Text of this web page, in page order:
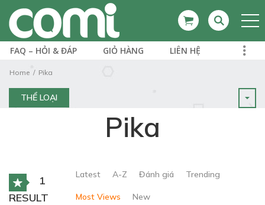
FAQ – HỎI & ĐÁP GIỎ HÀNG LIÊN HỆ
Home Pika
THỂ LOẠI
Pika
1
RESULT
Latest A-Z Đánh giá Trending
Most Views New